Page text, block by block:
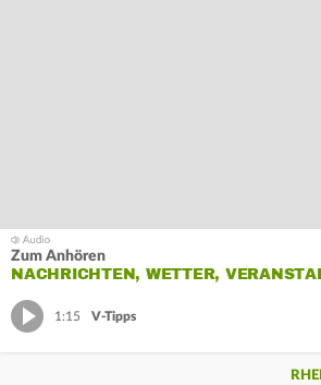
Zum Anhören
NACHRICHTEN, WETTER,
1:15 V-Tipps